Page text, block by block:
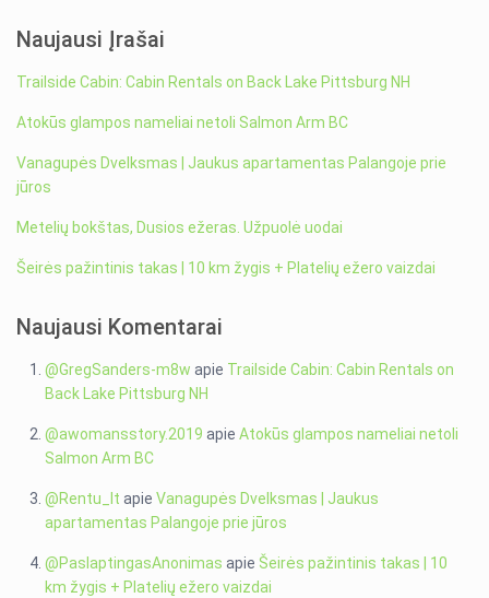
Naujausi Įrašai
Trailside Cabin: Cabin Rentals on Back Lake Pittsburg NH
Atokūs glampos nameliai netoli Salmon Arm BC
Vanagupės Dvelksmas | Jaukus apartamentas Palangoje prie
jūros
Metelių bokštas, Dusios ežeras. Užpuolė uodai
Šeirės pažintinis takas | 10 km žygis + Platelių ežero vaizdai
Naujausi Komentarai
@GregSanders-m8w apie Trailside Cabin: Cabin Rentals on
Back Lake Pittsburg NH
@awomansstory.2019 apieAtokūs glampos nameliai netoli
Salmon Arm BC
@Rentu_lt apieVanagupės Dvelksmas | Jaukus
apartamentas Palangoje prie jūros
@PaslaptingasAnonimas apie Šeirės pažintinis takas | 10
km žygis + Platelių ežero vaizdai